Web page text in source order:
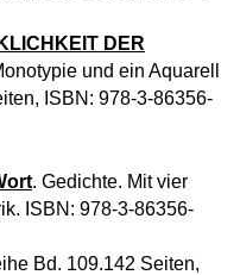
DER
und ein Aquarell
ISBN: 978-3-86356-
. Gedichte. Mit vier
ISBN: 978-3-86356-
Bd. 109.142 Seiten,